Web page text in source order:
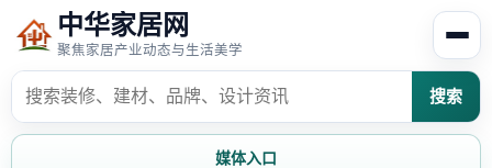
中华家居网
聚焦家居产业动态与生活美学
搜索
媒体入口